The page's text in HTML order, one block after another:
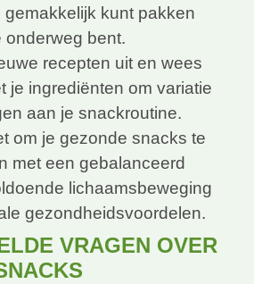
gemakkelijk kunt pakken
onderweg bent.
recepten uit en wees
je ingrediënten om variatie
aan je snackroutine.
om je gezonde snacks te
met een gebalanceerd
lichaamsbeweging
gezondheidsvoordelen.
VRAGEN OVER